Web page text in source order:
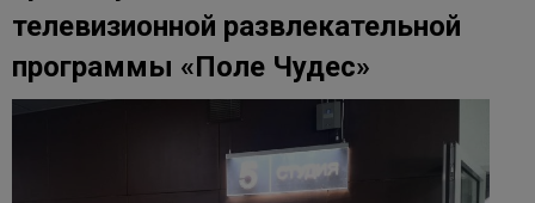
телевизионной развлекательной
программы «Поле Чудес»